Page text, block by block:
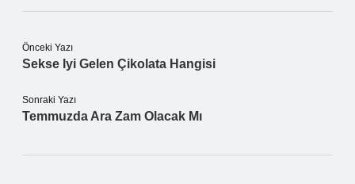
Önceki Yazı
Sekse Iyi Gelen Çikolata Hangisi
Sonraki Yazı
Temmuzda Ara Zam Olacak Mı